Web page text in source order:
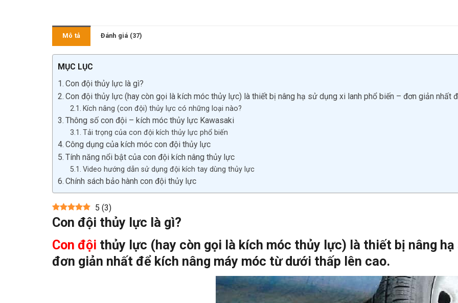
Mô tả Đánh giá (37)
MỤC LỤC
Con đội thủy lực là gì?
Con đội thủy lực (hay còn gọi là kích móc thủy lực) là thiết bị nâng hạ sử dụng xi lanh phổ biến – đơn giản nhất
Kích nâng (con đội) thủy lực có những loại nào?
Thông số con đội – kích móc thủy lực Kawasaki
Tải trọng của con đội kích thủy lực phổ biến
Công dụng của kích móc con đội thủy lực
Tính năng nổi bật của con đội kích nâng thủy lực
Video hướng dẫn sử dụng đội kích tay dùng thủy lực
Chính sách bảo hành con đội thủy lực
5 (3)
Con đội thủy lực là gì?
Con đội thủy lực (hay còn gọi là kích móc thủy lực) là thiết bị nâng hạ
đơn giản nhất để kích nâng máy móc từ dưới thấp lên cao.